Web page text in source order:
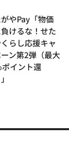
やPay「物価
けるな！せた
らし応援キャ
ン第2弾（最大
イント還